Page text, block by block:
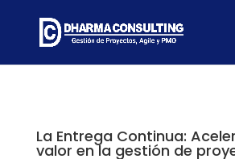
La Entrega Continua:
valor en la gestión de